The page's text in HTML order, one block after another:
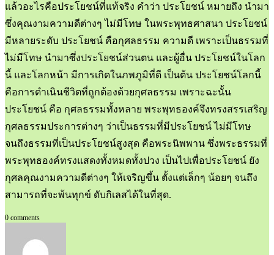
แล้วอะไรคือประโยชน์ที่แท้จริง คำว่า ประโยชน์ หมายถึง นำมา
ซึ่งคุณงามความดีต่างๆ ไม่มีโทษ ในพระพุทธศาสนา ประโยชน์
มีหลายระดับ ประโยชน์ คือกุศลธรรม ความดี เพราะเป็นธรรมที่
ไม่มีโทษ นำมาซึ่งประโยชน์ส่วนตน และผู้อื่น ประโยชน์ในโลก
นี้ และโลกหน้า มีการเกิดในภพภูมิที่ดี เป็นต้น ประโยชน์โลกนี้
คือการดำเนินชีวิตที่ถูกต้องด้วยกุศลธรรม เพราะฉะนั้น
ประโยชน์ คือ กุศลธรรมทั้งหลาย พระพุทธองค์จึงทรงสรรเสริญ
กุศลธรรมประการต่างๆ ว่าเป็นธรรมที่มีประโยชน์ ไม่มีโทษ
จนถึงธรรมที่เป็นประโยชน์สูงสุด คือพระนิพพาน ซึ่งพระธรรมที่
พระพุทธองค์ทรงแสดงทั้งหมดทั้งปวง เป็นไปเพื่อประโยชน์ ยัง
กุศลคุณงามความดีต่างๆ ให้เจริญขึ้น ตั้งแต่เล็กๆ น้อยๆ จนถึง
สามารถที่จะพ้นทุกข์ ดับกิเลสได้ในที่สุด.
0 comments